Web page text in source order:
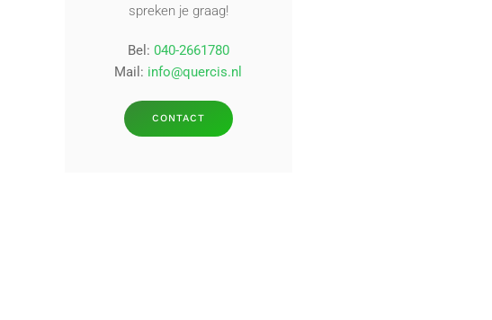
spreken je graag!
Bel: 040-2661780
Mail: info@quercis.nl
CONTACT